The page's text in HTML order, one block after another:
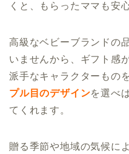
くと、もらったママも安
高級なベビーブランドの
いませんから、ギフト感
派手なキャラクターもの
プル目のデザインを選べ
てくれます。
贈る季節や地域の気候に